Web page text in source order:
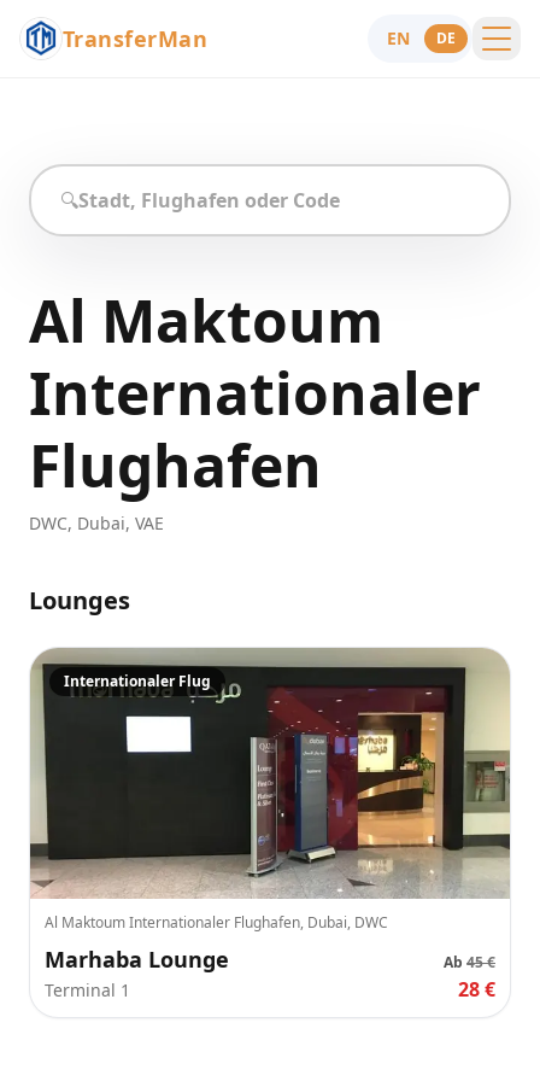
TransferMan EN DE
Hilfe
🔍
Al Maktoum
Internationaler
Flughafen
DWC, Dubai, VAE
Lounges
Internationaler Flug
Al Maktoum Internationaler Flughafen, Dubai, DWC
Marhaba Lounge Ab 45 €
Terminal 1 28 €